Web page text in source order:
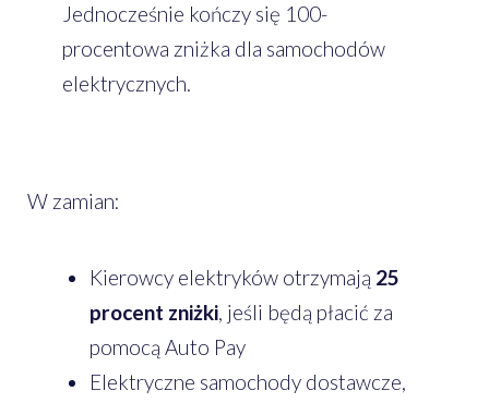
Jednocześnie kończy się 100-
procentowa zniżka dla samochodów
elektrycznych.
W zamian:
Kierowcy elektryków otrzymają 25
procent zniżki, jeśli będą płacić za
pomocą Auto Pay
Elektryczne samochody dostawcze,